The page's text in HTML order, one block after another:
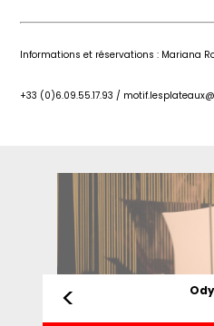
Informations et réservations : Mariana
+33 (0)6.09.55.17.93 /
<